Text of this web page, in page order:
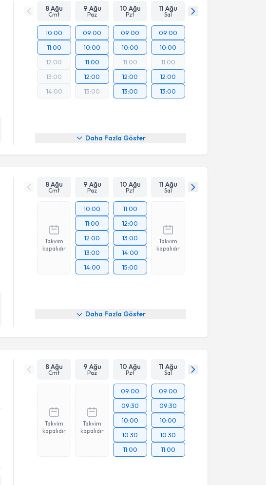
8 Ağu
Cmt
9 Ağu
Paz
10 Ağu
Pzt
11 Ağu
Sal
10:00
11:00
12:00
13:00
14:00
09:00
10:00
11:00
12:00
13:00
09:00
10:00
11:00
12:00
13:00
09:00
10:00
11:00
12:00
13:00
Daha Fazla Göster
8 Ağu
Cmt
9 Ağu
Paz
10 Ağu
Pzt
11 Ağu
Sal
Takvim
kapalıdır
10:00
11:00
12:00
13:00
14:00
11:00
12:00
13:00
14:00
15:00
Takvim
kapalıdır
Daha Fazla Göster
8 Ağu
Cmt
9 Ağu
Paz
10 Ağu
Pzt
11 Ağu
Sal
Takvim
kapalıdır
Takvim
kapalıdır
09:00
09:30
10:00
10:30
11:00
09:00
09:30
10:00
10:30
11:00